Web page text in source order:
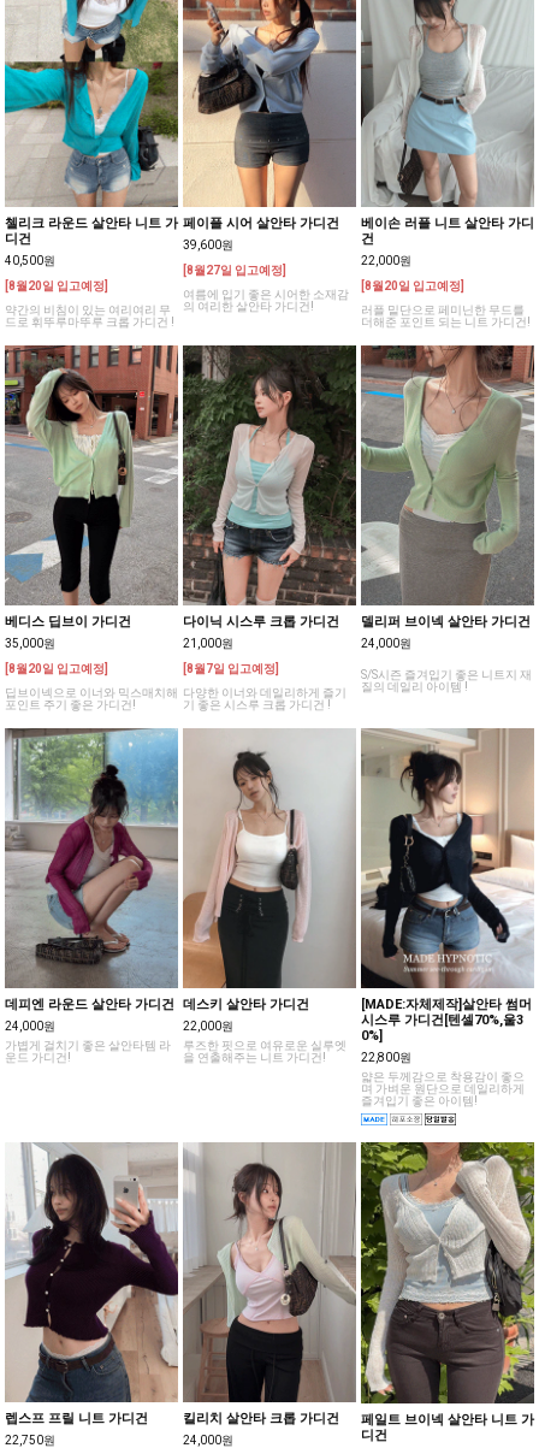
첼리크 라운드 살안타 니트 가
디건
40,500원
[8월20일 입고예정]
약간의 비침이 있는 여리여리 무
드로 휘뚜루마뚜루 크롭 가디건 !
페이플 시어 살안타 가디건
39,600원
[8월27일 입고예정]
여름에 입기 좋은 시어한 소재감
의 여리한 살안타 가디건!
베이손 러플 니트 살안타 가디
건
22,000원
[8월20일 입고예정]
러플 밑단으로 페미닌한 무드를
더해준 포인트 되는 니트 가디건!
베디스 딥브이 가디건
35,000원
[8월20일 입고예정]
딥브이넥으로 이너와 믹스매치해
포인트 주기 좋은 가디건!
다이닉 시스루 크롭 가디건
21,000원
[8월7일 입고예정]
다양한 이너와 데일리하게 즐기
기 좋은 시스루 크롭 가디건 !
델리퍼 브이넥 살안타 가디건
24,000원
S/S시즌 즐겨입기 좋은 니트지 재
질의 데일리 아이템 !
데피엔 라운드 살안타 가디건
24,000원
가볍게 걸치기 좋은 살안타템 라
운드 가디건!
데스키 살안타 가디건
22,000원
루즈한 핏으로 여유로운 실루엣
을 연출해주는 니트 가디건!
[MADE:자체제작]살안타 썸머
시스루 가디건[텐셀70%,울3
0%]
22,800원
얇은 두께감으로 착용감이 좋으
며 가벼운 원단으로 데일리하게
즐겨입기 좋은 아이템!
렙스프 프릴 니트 가디건
22,750원
킬리치 살안타 크롭 가디건
24,000원
페일트 브이넥 살안타 니트 가
디건